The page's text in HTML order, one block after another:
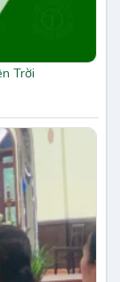
Trời